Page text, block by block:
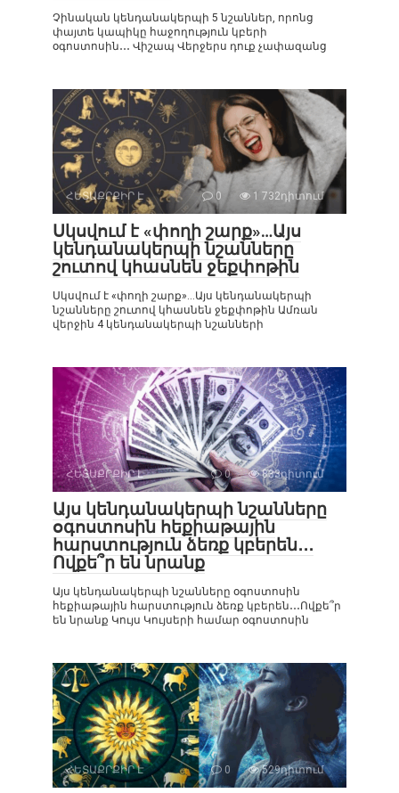
Չինական կենդանակերպի 5 նշաններ, որոնց
փայտե կապիկը հաջողություն կբերի
օգոստոսին․․․ Վիշապ Վերջերս դուք չափազանց
ՀԵՏԱՔՐՔԻՐ Է 0 1 732դիտում
Սկսվում է «փողի շարք»…Այս
կենդանակերպի նշանները
շուտով կհասնեն ջեքփոթին
Սկսվում է «փողի շարք»…Այս կենդանակերպի
նշանները շուտով կհասնեն ջեքփոթին Ամռան
վերջին 4 կենդանակերպի նշանների
ՀԵՏԱՔՐՔԻՐ Է 0 833դիտում
Այս կենդանակերպի նշանները
օգոստոսին հեքիաթային
հարստություն ձեռք կբերեն․․․
Ովքե՞ր են նրանք
Այս կենդանակերպի նշանները օգոստոսին
հեքիաթային հարստություն ձեռք կբերեն․․․Ովքե՞ր
են նրանք Կույս Կույսերի համար օգոստոսին
ՀԵՏԱՔՐՔԻՐ Է 0 529դիտում